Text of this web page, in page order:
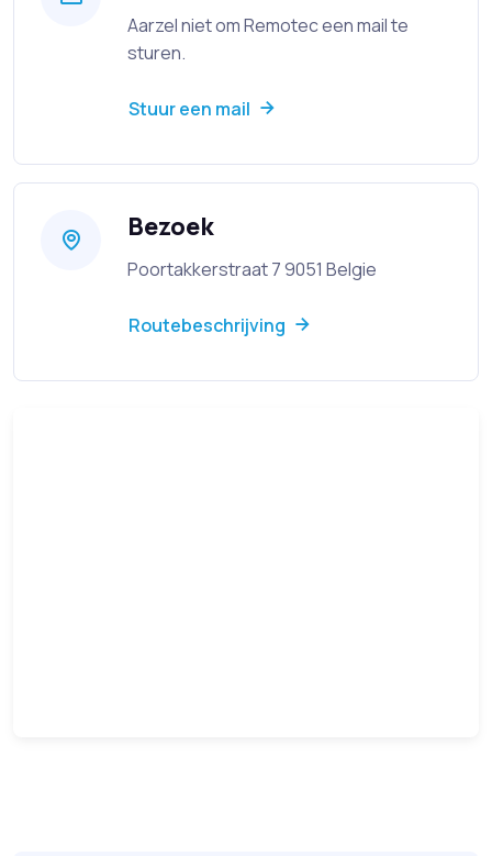
Aarzel niet om Remotec een mail te
sturen.
Stuur een mail
Bezoek
Poortakkerstraat 7 9051 Belgie
Routebeschrijving